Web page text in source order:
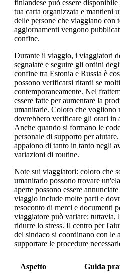
finlandese può essere
tua carta organizzata e mantieni
delle persone che viaggiano con
aggiornamenti vengono
confine.
Durante il viaggio, i viaggiatori
segnalate e seguire gli ordini
confine tra Estonia e Russia è
possono verificarsi ritardi se
contemporaneamente. Nel
essere fatte per aumentare la
umanitarie. Coloro che vogliono
dovrebbero verificare gli orari in
Anche quando si formano le
personale di supporto per
appaiono di tanto in tanto negli
variazioni di routine.
Note sui viaggiatori: coloro che
umanitario possono trovare
aperte possono essere
viaggio include molte parti e
resoconto di merci e documenti
viaggiatore può variare; tuttavia,
ridurre lo stress. Il centro per
del sindaco si coordinano con le
supportare le procedure
Aspetto Guida